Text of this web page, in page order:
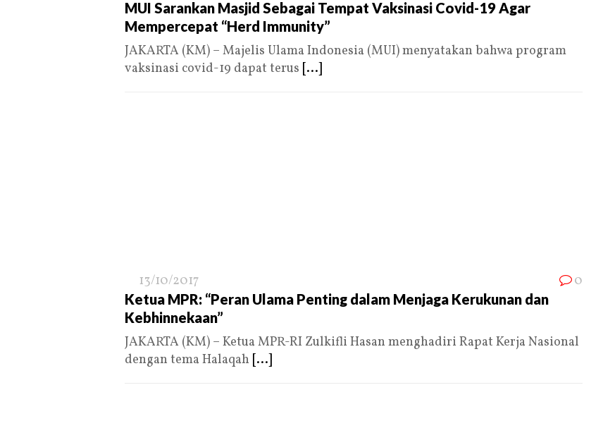
MUI Sarankan Masjid Sebagai Tempat Vaksinasi Covid-19 Agar
Mempercepat “Herd Immunity”
JAKARTA (KM) – Majelis Ulama Indonesia (MUI) menyatakan bahwa program
vaksinasi covid-19 dapat terus [...]
13/10/2017 0
Ketua MPR: “Peran Ulama Penting dalam Menjaga Kerukunan dan
Kebhinnekaan”
JAKARTA (KM) – Ketua MPR-RI Zulkifli Hasan menghadiri Rapat Kerja Nasional
dengan tema Halaqah [...]